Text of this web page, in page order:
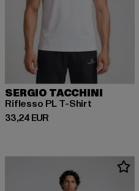
SERGIO TACCHINI
Riflesso PL T-Shirt
33,24 EUR
Derzeitiger Preis: 33,24 EUR